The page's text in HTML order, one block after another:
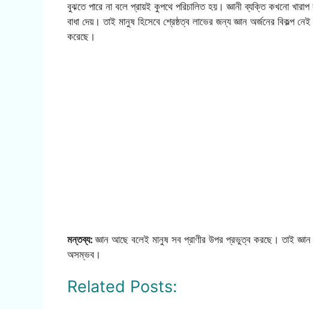
বুঝতে পারে না বলে প্রায়ই কুপথে পরিচালিত হয়। জ্ঞানী ব্যক্তি কখনো
বাধা দেয়। তাই মানুষ হিসেবে শ্রেষ্ঠত্ব লাভের জন্য জ্ঞান অর্জনের বিকল্প
করেছে।
মন্তব্য:জ্ঞান আছে বলেই মানুষ সব প্রাণীর উপর প্রভুত্ব করছে। তাই
অসম্ভব।
Related Posts: